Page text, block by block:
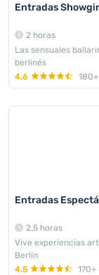
Entradas
2 horas
Las sensuales
berlinés
4.6
180+
Entradas
2,5 horas
Vive experiencias
Berlín
4.5
170+